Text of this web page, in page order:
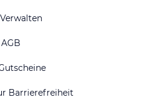
AGB
Barrierefreiheit